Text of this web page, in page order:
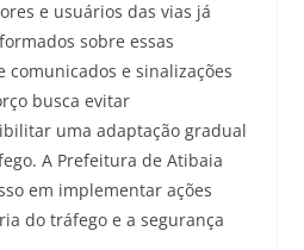
e usuários das vias já
sobre essas
comunicados e sinalizações
busca evitar
uma adaptação gradual
A Prefeitura de Atibaia
em implementar ações
do tráfego e a segurança